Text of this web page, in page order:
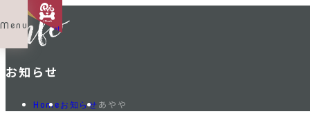
Menu Shop List
お知らせ
Home お知らせ あやや